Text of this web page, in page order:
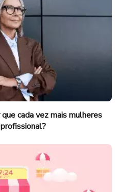
cada vez mais mulheres